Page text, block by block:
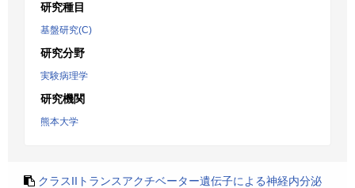
研究種目
基盤研究(C)
研究分野
実験病理学
研究機関
熊本大学
クラスIIトランスアクチベーター遺伝子による神経内分泌